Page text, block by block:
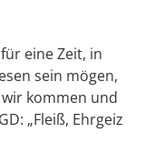
eine Zeit, in
sein mögen,
kommen und
„Fleiß, Ehrgeiz